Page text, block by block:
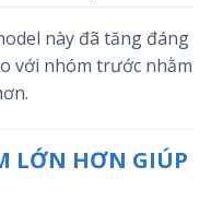
này đã tăng đáng
với nhóm trước nhằm
LỚN HƠN GIÚP